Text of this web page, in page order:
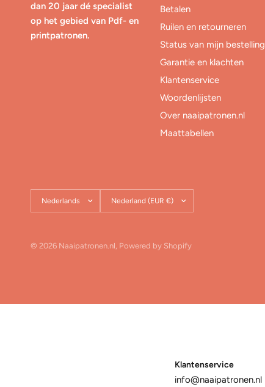
dan 20 jaar dé specialist
op het gebied van Pdf- en
printpatronen.
Betalen
Ruilen en retourneren
Status van mijn bestelling
Garantie en klachten
Klantenservice
Woordenlijsten
Over naaipatronen.nl
Maattabellen
© 2026 Naaipatronen.nl, Powered by Shopify
Klantenservice
info@naaipatronen.nl